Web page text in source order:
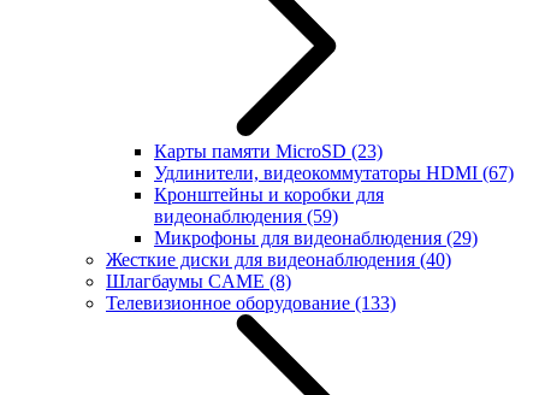
Карты памяти MicroSD (23)
Удлинители, видеокоммутаторы HDMI (67)
Кронштейны и коробки для
видеонаблюдения (59)
Микрофоны для видеонаблюдения (29)
Жесткие диски для видеонаблюдения (40)
Шлагбаумы CAME (8)
Телевизионное оборудование (133)